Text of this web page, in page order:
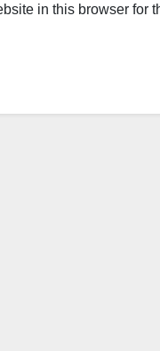
in this browser for